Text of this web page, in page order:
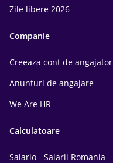
Zile libere 2026
Companie
Creeaza cont de angajator
Anunturi de angajare
We Are HR
Calculatoare
Salario - Salarii Romania